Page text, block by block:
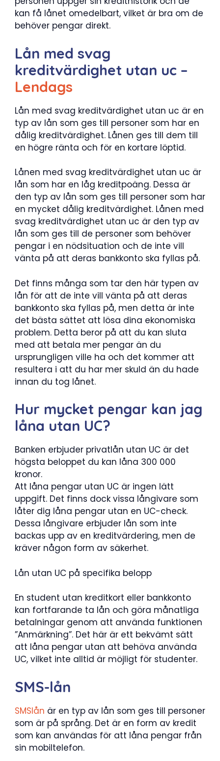
kan få lånet omedelbart, vilket är bra om de
behöver pengar direkt.
Lån med svag
kreditvärdighet utan uc –
Lendags
Lån med svag kreditvärdighet utan uc är en
typ av lån som ges till personer som har en
dålig kreditvärdighet. Lånen ges till dem till
en högre ränta och för en kortare löptid.
Lånen med svag kreditvärdighet utan uc är
lån som har en låg kreditpoäng. Dessa är
den typ av lån som ges till personer som har
en mycket dålig kreditvärdighet. Lånen med
svag kreditvärdighet utan uc är den typ av
lån som ges till de personer som behöver
pengar i en nödsituation och de inte vill
vänta på att deras bankkonto ska fyllas på.
Det finns många som tar den här typen av
lån för att de inte vill vänta på att deras
bankkonto ska fyllas på, men detta är inte
det bästa sättet att lösa dina ekonomiska
problem. Detta beror på att du kan sluta
med att betala mer pengar än du
ursprungligen ville ha och det kommer att
resultera i att du har mer skuld än du hade
innan du tog lånet.
Hur mycket pengar kan jag
låna utan UC?
Banken erbjuder privatlån utan UC är det
högsta beloppet du kan låna 300 000
kronor.
Att låna pengar utan UC är ingen lätt
uppgift. Det finns dock vissa långivare som
låter dig låna pengar utan en UC-check.
Dessa långivare erbjuder lån som inte
backas upp av en kreditvärdering, men de
kräver någon form av säkerhet.
Lån utan UC på specifika belopp
En student utan kreditkort eller bankkonto
kan fortfarande ta lån och göra månatliga
betalningar genom att använda funktionen
”Anmärkning”. Det här är ett bekvämt sätt
att låna pengar utan att behöva använda
UC, vilket inte alltid är möjligt för studenter.
SMS-lån
SMSlån är en typ av lån som ges till personer
som är på språng. Det är en form av kredit
som kan användas för att låna pengar från
sin mobiltelefon.